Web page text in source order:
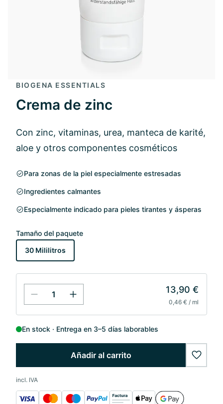
BIOGENA ESSENTIALS
Crema de zinc
Con zinc, vitaminas, urea, manteca de karité,
aloe y otros componentes cosméticos
Para zonas de la piel especialmente estresadas
Ingredientes calmantes
Especialmente indicado para pieles tirantes y ásperas
Tamaño del paquete
30 Mililitros
13,90 €
0,46 € / ml
En stock Entrega en 3–5 días laborables
Añadir al carrito
incl. IVA